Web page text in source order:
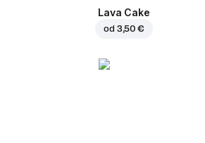
Lava Cake
od 3,50 €